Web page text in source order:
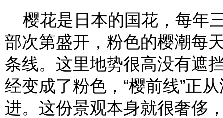
樱花是日本的国花，每年
部次第盛开，粉色的樱潮每
条线。这里地势很高没有遮
经变成了粉色，“樱前线”正
进。这份景观本身就很奢侈